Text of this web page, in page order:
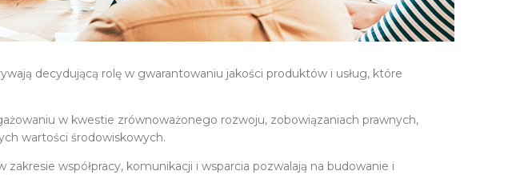
decydującą rolę w gwarantowaniu jakości produktów i usług, które
w kwestie zrównoważonego rozwoju, zobowiązaniach prawnych,
wartości środowiskowych.
współpracy, komunikacji i wsparcia pozwalają na budowanie i